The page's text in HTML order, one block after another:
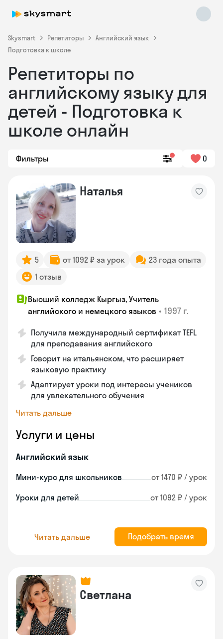
Skysmart Репетиторы
Английский язык
Подготовка к школе
Репетиторы по
английскому языку для
детей - Подготовка к
школе онлайн
Фильтры 0
Наталья
5 от 1092 ₽ за урок
23 года опыта
1 отзыв
Высший колледж Кыргыз, Учитель
английского и немецкого языков • 1997 г.
Получила международный сертификат TEFL
для преподавания английского
Говорит на итальянском, что расширяет
языковую практику
Адаптирует уроки под интересы учеников
для увлекательного обучения
Читать дальше
Услуги и цены
Английский язык
Мини-курс для школьников от 1470 ₽ / урок
Уроки для детей от 1092 ₽ / урок
Читать дальше Подобрать время
Светлана
Skysmart Chat